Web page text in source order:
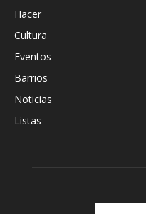
Hacer
Cultura
Eventos
Barrios
Noticias
Listas